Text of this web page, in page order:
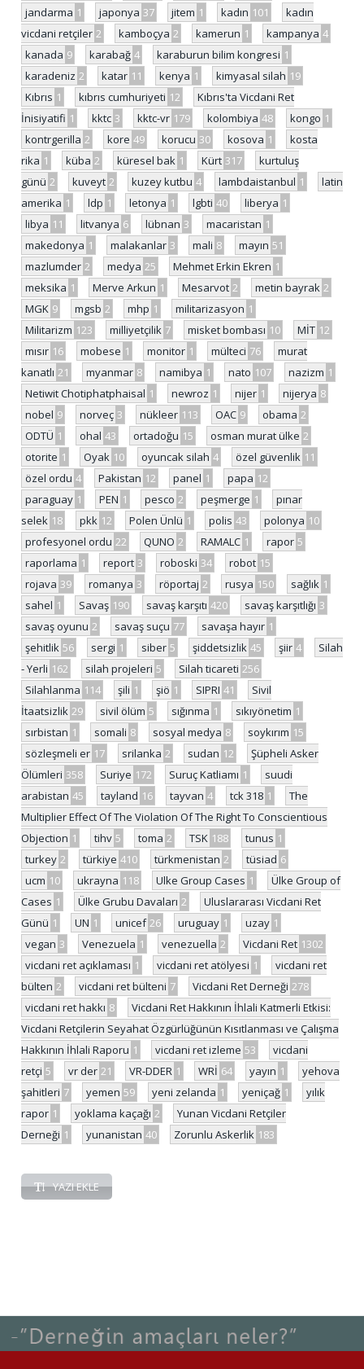
jandarma 1 japonya 37 jitem 1 kadın 101
kadın
vicdani retçiler 2 kamboçya 2 kamerun 1 kampanya 4
kanada 9 karabağ 4 karaburun bilim kongresi 1
karadeniz 2 katar 11 kenya 1 kimyasal silah 19
Kıbrıs 1 kıbrıs cumhuriyeti 12
Kıbrıs'ta Vicdani Ret
İnisiyatifi 1 kktc 3 kktc-vr 179 kolombiya 48 kongo 1
kontrgerilla 2 kore 49 korucu 30 kosova 1
kosta
rika 1 küba 2 küresel bak 1 Kürt 317
kurtuluş
günü 2 kuveyt 2 kuzey kutbu 4 lambdaistanbul 1
latin
amerika 1 ldp 1 letonya 1 lgbti 40 liberya 1
libya 11 litvanya 6 lübnan 3 macaristan 1
makedonya 1 malakanlar 3 mali 8 mayın 51
mazlumder 2 medya 25 Mehmet Erkin Ekren 1
meksika 1 Merve Arkun 1 Mesarvot 2 metin bayrak 2
MGK 9 mgsb 2 mhp 1 militarizasyon 1
Militarizm 123 milliyetçilik 7 misket bombası 10 MİT 12
mısır 16 mobese 1 monitor 1 mülteci 76
murat
kanatlı 21 myanmar 8 namibya 1 nato 107 nazizm 1
Netiwit Chotiphatphaisal 1 newroz 1 nijer 1 nijerya 8
nobel 9 norveç 3 nükleer 113 OAC 9 obama 2
ODTÜ 1 ohal 43 ortadoğu 15 osman murat ülke 2
otorite 1 Oyak 10 oyuncak silah 4 özel güvenlik 11
özel ordu 4 Pakistan 12 panel 1 papa 12
paraguay 1 PEN 1 pesco 2 peşmerge 1
pınar
selek 18 pkk 12 Polen Ünlü 1 polis 43 polonya 10
profesyonel ordu 22 QUNO 2 RAMALC 1 rapor 5
raporlama 1 report 3 roboski 34 robot 15
rojava 39 romanya 3 röportaj 2 rusya 150 sağlık 1
sahel 1 Savaş 190 savaş karşıtı 420 savaş karşıtlığı 3
savaş oyunu 2 savaş suçu 77 savaşa hayır 1
şehitlik 56 sergi 1 siber 5 şiddetsizlik 45 şiir 4
Silah
- Yerli 162 silah projeleri 5 Silah ticareti 256
Silahlanma 114 şili 1 şiö 1 SIPRI 41
Sivil
İtaatsizlik 29 sivil ölüm 5 sığınma 1 sıkıyönetim 1
sırbistan 1 somali 8 sosyal medya 8 soykırım 15
sözleşmeli er 17 srilanka 2 sudan 12
Şüpheli Asker
Ölümleri 358 Suriye 172 Suruç Katliamı 1
suudi
arabistan 45 tayland 16 tayvan 4 tck 318 1
The
Multiplier Effect Of The Violation Of The Right To Conscientious
Objection 1 tihv 5 toma 2 TSK 188 tunus 1
turkey 2 türkiye 410 türkmenistan 2 tüsiad 6
ucm 10 ukrayna 118 Ulke Group Cases 1
Ülke Group of
Cases 1 Ülke Grubu Davaları 2
Uluslararası Vicdani Ret
Günü 1 UN 1 unicef 26 uruguay 1 uzay 1
vegan 3 Venezuela 1 venezuella 2 Vicdani Ret 1302
vicdani ret açıklaması 1 vicdani ret atölyesi 1
vicdani ret
bülten 2 vicdani ret bülteni 7 Vicdani Ret Derneği 278
vicdani ret hakkı 8
Vicdani Ret Hakkının İhlali Katmerli Etkisi:
Vicdani Retçilerin Seyahat Özgürlüğünün Kısıtlanması ve Çalışma
Hakkının İhlali Raporu 1 vicdani ret izleme 53
vicdani
retçi 5 vr der 21 VR-DDER 1 WRİ 64 yayın 1
yehova
şahitleri 7 yemen 59 yeni zelanda 1 yeniçağ 1
yılık
rapor 1 yoklama kaçağı 2
Yunan Vicdani Retçiler
Derneği 1 yunanistan 40 Zorunlu Askerlik 183
YAZI EKLE